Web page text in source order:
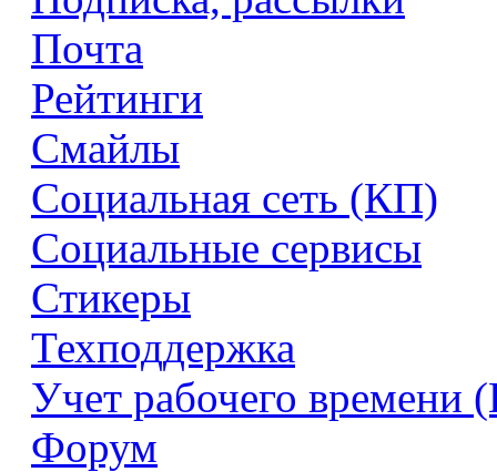
Почта
Рейтинги
Смайлы
Социальная сеть (КП)
Социальные сервисы
Стикеры
Техподдержка
Учет рабочего времени
Форум